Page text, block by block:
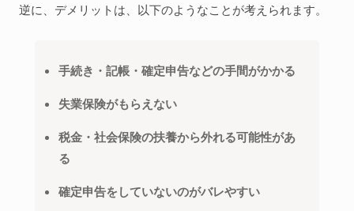
逆に、デメリットは、以下のようなことが考えられます。
手続き・記帳・確定申告などの手間がかかる
失業保険がもらえない
税金・社会保険の扶養から外れる可能性があ
る
確定申告をしていないのがバレやすい